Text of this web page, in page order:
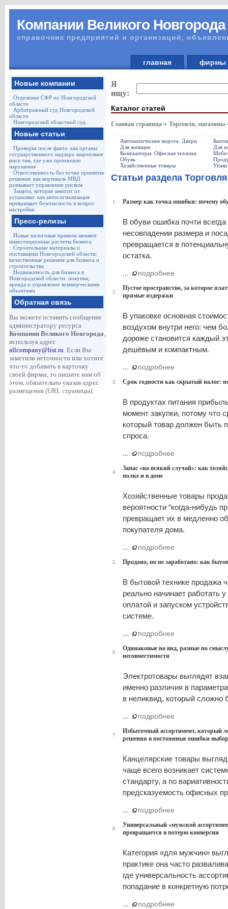
Компании Великого Новгорода
справочник предприятий и организаций,
главная
Новые компании
Отделение СФР по Новгородской
области
Арбитражный суд Новгородской
области
Новгородский областной суд
Новые статьи
Проверка после факта: как органы
государственного надзора закрепляют
риск там, где уже произошло
нарушение
Ответственность без точки принятия
решения: как вертикаль МВД
размывает управление риском
Защита, которая зависит от
установки: как автосигнализация
превращает безопасность в вопрос
настройки
Пресс-релизы
Новые налоговые правила меняют
инвестиционные расчеты бизнеса
Строительные материалы и
поставщики Новгородской области:
качественные решения для бизнеса и
строительства
Недвижимость для бизнеса в
Новгородской области: покупка,
аренда и управление коммерческими
объектами
Обратная связь
Вы можете оставить сообщение
администратору ресурса
Компании Великого Новгорода,
используя адрес
allcompany@list.ru. Если Вы
заметили неточности или хотите
что-то добавить в карточку
своей фирмы, то пишите нам об
этом, обязательно указав адрес
размещения (URL страницы).
Я
ищу:
Каталог статей
Главная страница Торговля, магазины
Автоматические ворота. Двери
Для женщин
Для
Компьютеры. Офисная техника
Обувь
Хозяйственные товары
Статьи раздела
1. Размер как точка ошибки: почему
В обуви ошибка почти
несовпадении размера и
превращается в
остатка.
... подробнее
2.
Пустое пространство, за которое
прямые издержки
В упаковке основная
воздухом внутри него: чем
дороже становится каждый
дешёвым и компактным.
... подробнее
3. Срок годности как скрытый налог:
В продуктах питания
момент закупки, потому что
который товар должен быть
спроса.
... подробнее
4.
Запас «на всякий случай»: как
полке и в доме
Хозяйственные товары
вероятности “когда-нибудь
превращает их в медленно
покупателя дома.
... подробнее
5. Продано, но не заработано: как
В бытовой технике продажа
реально начинает работать
оплатой и запуском
системе.
... подробнее
6.
Одинаковые на вид, разные по
несовместимости
Электротовары выглядят
именно различия в
в неликвид, который сложно
... подробнее
7.
Избыточный ассортимент, который
решения в постоянные ошибки
Канцелярские товары
чаще всего возникает
стандарту, а по
предсказуемость офисных
... подробнее
8.
Универсальный «мужской
превращается в потерю конверсии
Категория «для мужчин»
практике она часто
где универсальность
попадание в конкретную
... подробнее